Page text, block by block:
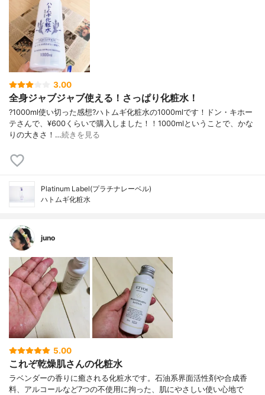
3.00
全身ジャブジャブ使える！さっぱり化粧水！
?1000ml使い切った感想?ハトムギ化粧水の1000mlです！ドン・キホー
テさんで、¥600くらいで購入しました！！1000mlということで、かな
りの大きさ！…続きを見る
Platinum Label(プラチナレーベル)
ハトムギ化粧水
juno
5.00
これぞ乾燥肌さんの化粧水
ラベンダーの香りに癒される化粧水です。石油系界面活性剤や合成香
料、アルコールなど7つの不使用に拘った、肌にやさしい使い心地で